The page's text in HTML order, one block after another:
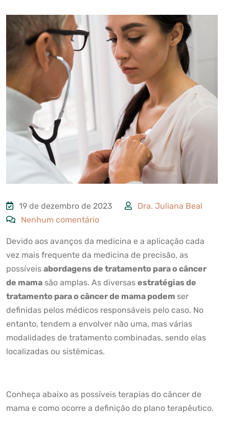
19 de dezembro de 2023
Dra. Juliana Beal
Nenhum comentário
Devido aos avanços da medicina e a aplicação cada
vez mais frequente da medicina de precisão, as
possíveis abordagens de tratamento para o câncer
de mama são amplas. As diversas estratégias de
tratamento para o câncer de mama podem ser
definidas pelos médicos responsáveis pelo caso. No
entanto, tendem a envolver não uma, mas várias
modalidades de tratamento combinadas, sendo elas
localizadas ou sistêmicas.
Conheça abaixo as possíveis terapias do câncer de
mama e como ocorre a definição do plano terapêutico.